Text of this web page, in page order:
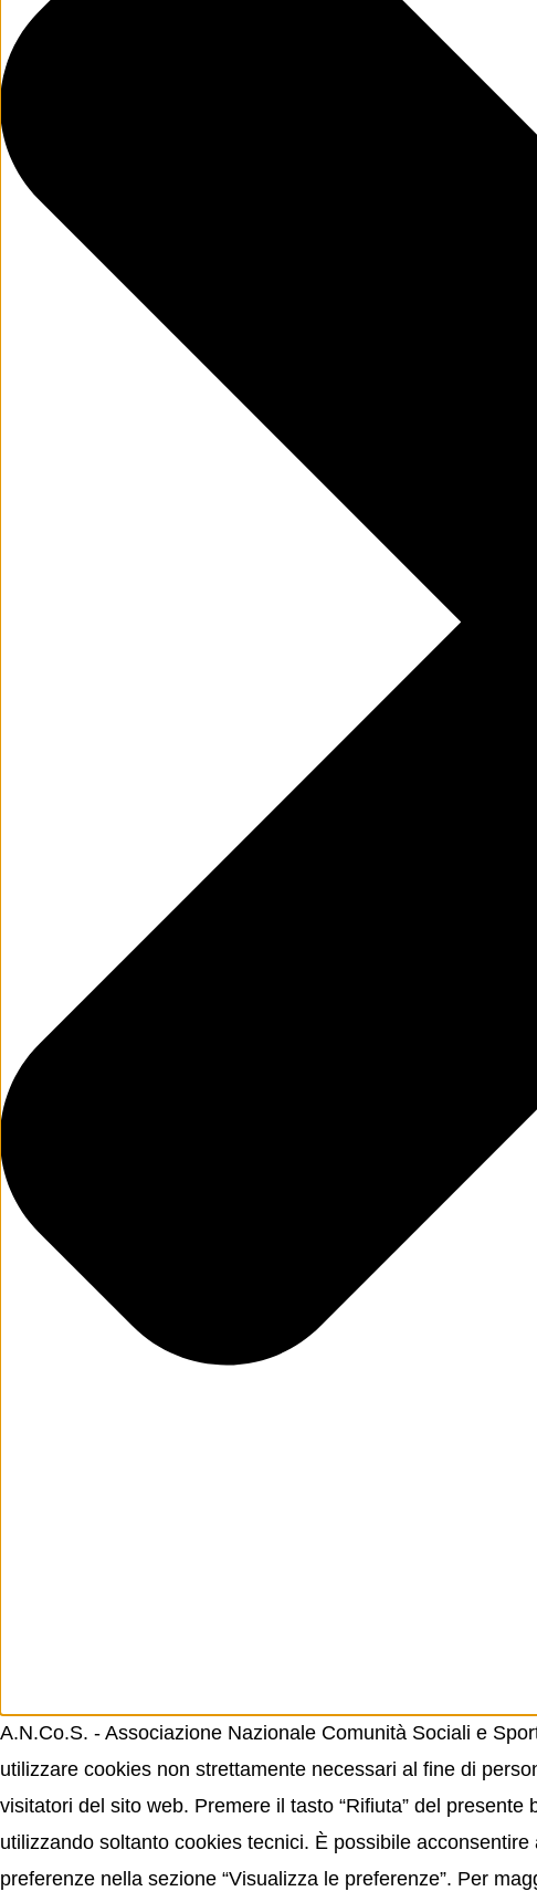
A.N.Co.S. - Associazione Nazionale Comunità Sociali e
utilizzare cookies non strettamente necessari al fine di
visitatori del sito web. Premere il tasto “Rifiuta” del
utilizzando soltanto cookies tecnici. È possibile
preferenze nella sezione “Visualizza le preferenze”. Per